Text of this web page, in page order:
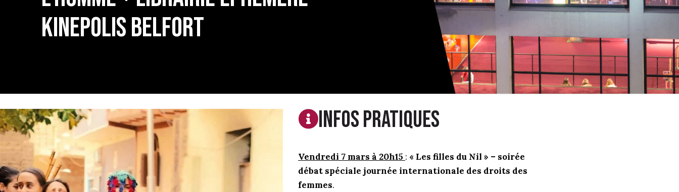
Kinepolis Belfort
Infos PRATIQUES
Vendredi 7 mars à 20h15 : « Les filles du Nil » – soirée
débat spéciale journée internationale des droits des
femmes.